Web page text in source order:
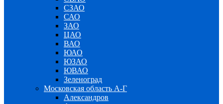
СЗАО
САО
ЗАО
ЦАО
ВАО
ЮАО
ЮЗАО
ЮВАО
Зеленоград
Московская область А-Г
Александров